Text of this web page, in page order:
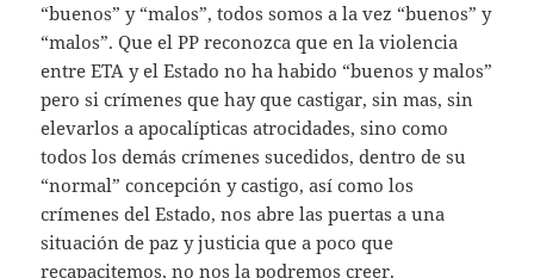
“buenos” y “malos”, todos somos a la vez “buenos” y
“malos”. Que el PP reconozca que en la violencia
entre ETA y el Estado no ha habido “buenos y malos”
pero si crímenes que hay que castigar, sin mas, sin
elevarlos a apocalípticas atrocidades, sino como
todos los demás crímenes sucedidos, dentro de su
“normal” concepción y castigo, así como los
crímenes del Estado, nos abre las puertas a una
situación de paz y justicia que a poco que
recapacitemos, no nos la podremos creer.